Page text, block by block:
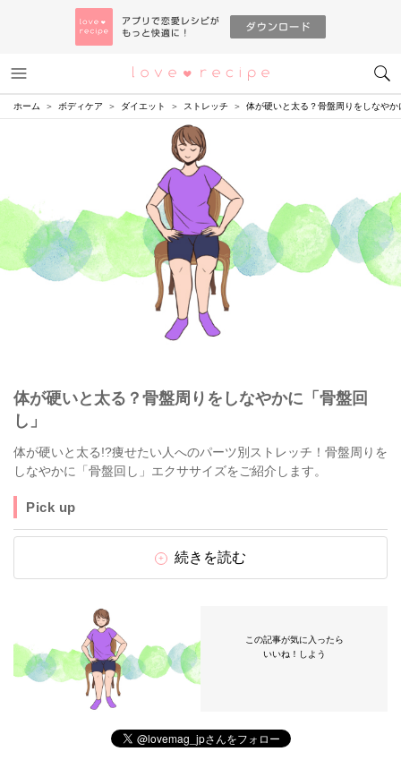
恋愛レシピ
ホーム ボディケア ダイエット ストレッチ 体が硬いと太る？骨盤周りをしなやか
体が硬いと太る？骨盤周りをしなやかに「骨盤回
し」
体が硬いと太る!?痩せたい人へのパーツ別ストレッチ！骨盤周りを
しなやかに「骨盤回し」エクササイズをご紹介します。
Pick up
続きを読む
この記事が気に入ったら
いいね！しよう